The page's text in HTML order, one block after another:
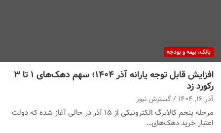
بانک، بیمه و بودجه
افزایش قابل توجه یارانه آذر ۱۴۰۴؛ سهم دهک‌های ۱ تا ۳
رکورد زد
آذر ۱۶, ۱۴۰۴ گسترش نیوز
مرحله پنجم کالابرگ الکترونیکی از ۱۵ آذر در حالی آغاز شده که دولت
اعتبار خرید دهک‌های…